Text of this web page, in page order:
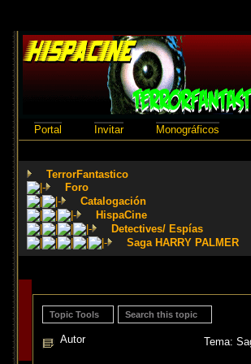
Portal Invitar Monográficos
TerrorFantastico
Foro
Catalogación
HispaCine
Detectives/ Espías
Saga HARRY PALMER
Topic Tools Search this topic
Autor Tema: